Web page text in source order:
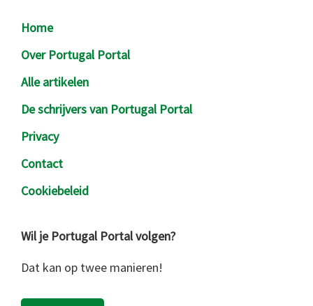
Footer
Home
Over Portugal Portal
Alle artikelen
De schrijvers van Portugal Portal
Privacy
Contact
Cookiebeleid
Wil je Portugal Portal volgen?
Dat kan op twee manieren!